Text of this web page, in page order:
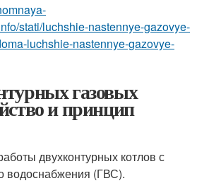
stati/luchshie-nastennye-gazovye-
luchshie-nastennye-gazovye-
газовых
и принцип
двухконтурных котлов с
водоснабжения (ГВС).